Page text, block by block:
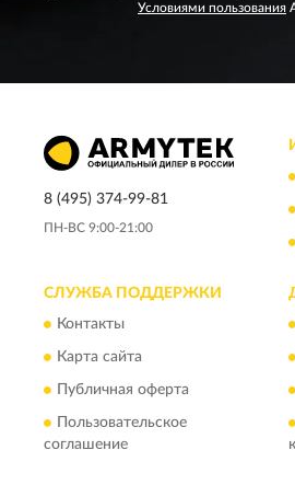
Условиями пользования
8 (495) 374-99-81
ПН-ВС 9:00-21:00
СЛУЖБА ПОДДЕРЖКИ
Контакты
Карта сайта
Публичная оферта
Пользовательское
соглашение